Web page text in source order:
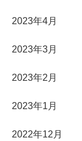
2023年4月
2023年3月
2023年2月
2023年1月
2022年12月